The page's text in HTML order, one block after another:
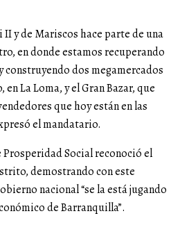
y de Mariscos hace parte de una
en donde estamos recuperando
dos megamercados
La Loma, y el Gran Bazar, que
que hoy están en las
el mandatario.
Social reconoció el
demostrando con este
nacional “se la está jugando
de Barranquilla”.